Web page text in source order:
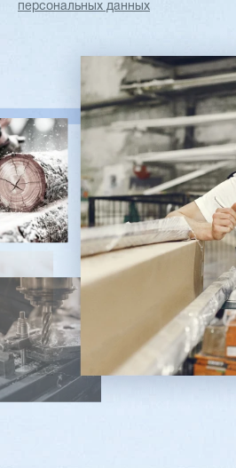
персональных данных